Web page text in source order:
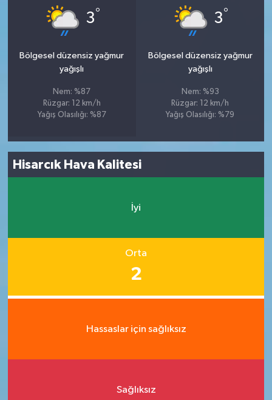
3°
Bölgesel düzensiz yağmur
yağışlı
Nem: %87
Rüzgar: 12 km/h
Yağış Olasılığı: %87
3°
Bölgesel düzensiz yağmur
yağışlı
Nem: %93
Rüzgar: 12 km/h
Yağış Olasılığı: %79
Hisarcık Hava Kalitesi
İyi
Orta
2
Hassaslar için sağlıksız
Sağlıksız